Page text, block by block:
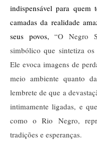
indispensável para quem
camadas da realidade
seus povos, “O Negro
simbólico que sintetiza
Ele evoca imagens de
meio ambiente quanto
lembrete de que a
intimamente ligadas, e
como o Rio Negro,
tradições e esperanças.